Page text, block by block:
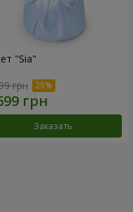
"Sia"
грн
Заказать